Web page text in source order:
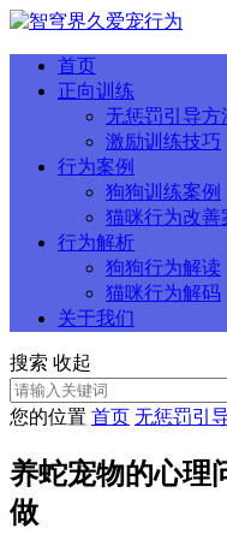
首页
正向训练
无惩罚引导方
激励训练技巧
行为案例
狗狗训练案例
猫咪行为改善
行为解析
狗狗行为解读
猫咪行为解码
关于我们
搜索 收起
您的位置 首页 无惩罚引
养蛇宠物的心理
做